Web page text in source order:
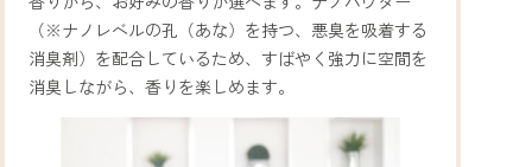
（※ナノレベルの孔（あな）を持つ、悪臭を吸着する
消臭剤）を配合しているため、すばやく強力に空間を
消臭しながら、香りを楽しめます。